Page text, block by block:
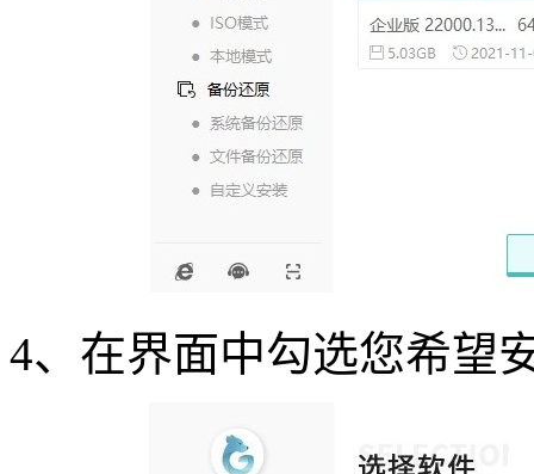
4、在界面中勾选您希望